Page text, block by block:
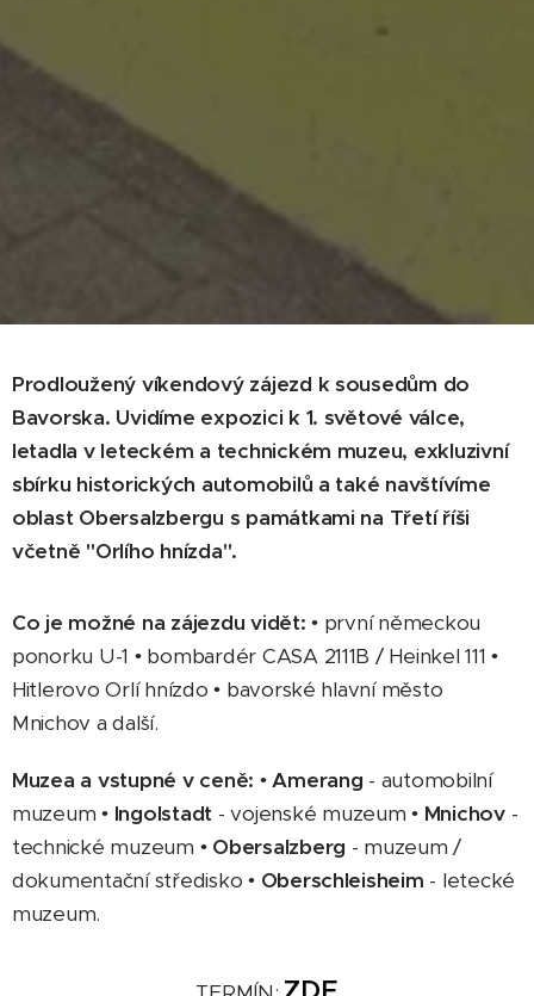
Prodloužený víkendový zájezd k sousedům do
Bavorska. Uvidíme expozici k 1. světové válce,
letadla v leteckém a technickém muzeu, exkluzivní
sbírku historických automobilů a také navštívíme
oblast Obersalzbergu s památkami na Třetí říši
včetně "Orlího hnízda".
Co je možné na zájezdu vidět: • první německou
ponorku U-1 • bombardér CASA 2111B / Heinkel 111 •
Hitlerovo Orlí hnízdo • bavorské hlavní město
Mnichov a další.
Muzea a vstupné v ceně: •Amerang - automobilní
muzeum • Ingolstadt - vojenské muzeum • Mnichov -
technické muzeum • Obersalzberg - muzeum /
dokumentační středisko • Oberschleisheim - letecké
muzeum.